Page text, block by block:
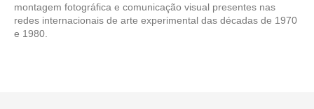
montagem fotográfica e comunicação visual presentes nas
redes internacionais de arte experimental das décadas de 1970
e 1980.